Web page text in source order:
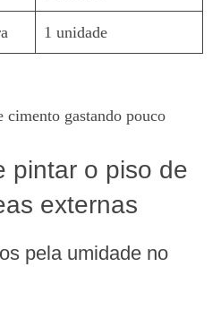
1 unidade
cimento gastando pouco
pintar o piso de
externas
pela umidade no